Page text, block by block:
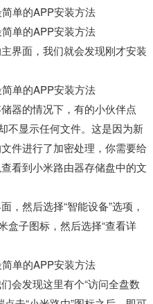
界面，我们就会发现刚才安装
器的情况下，有的小伙伴点
不显示任何文件。这是因为新
件进行了加密处理，你需要给
看到小米路由器存储盘中的文
，然后选择“智能设备”选项，
盒子图标，然后选择“查看详
会发现这里有个“访问全盘数